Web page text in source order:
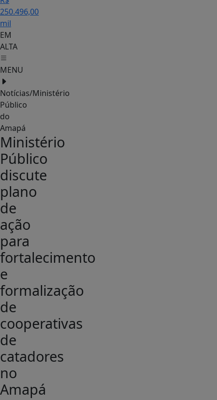
250.496,00
mil
EM
ALTA
MENU
Notícias/Ministério
Público
do
Amapá
Ministério
Público
discute
plano
de
ação
para
fortalecimento
e
formalização
de
cooperativas
de
catadores
no
Amapá